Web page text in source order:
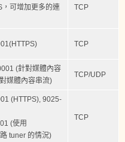
可增加更多的連
TCP
TCP
(針對媒體內容
媒體內容串流)
TCP/UDP
(HTTPS), 9025-
(使用
tuner 的情況)
TCP